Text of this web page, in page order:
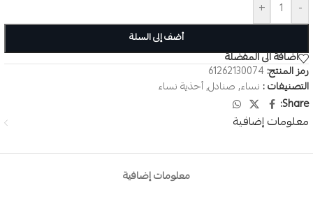
-
+
أضف إلى السلة
اضافة الى المفضلة
رمز المنتج: 61262130074
التصنيفات : نساء, صنادل,أحذية نساء
Share:
معلومات إضافية
معلومات إضافية